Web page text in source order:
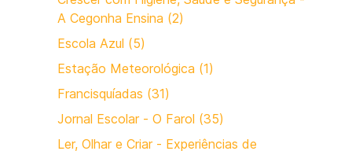
A Cegonha Ensina (2)
Escola Azul (5)
Estação Meteorológica (1)
Francisquíadas (31)
Jornal Escolar - O Farol (35)
Ler, Olhar e Criar - Experiências de